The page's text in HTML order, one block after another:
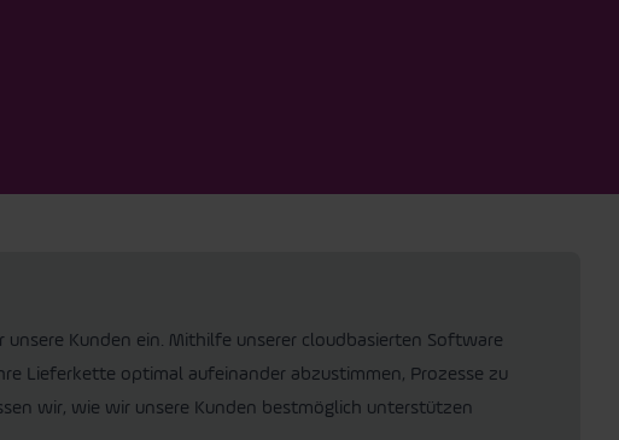
Kunden ein. Mithilfe unserer cloudbasierten Software
Lieferkette optimal aufeinander abzustimmen, Prozesse zu
wir, wie wir unsere Kunden bestmöglich unterstützen